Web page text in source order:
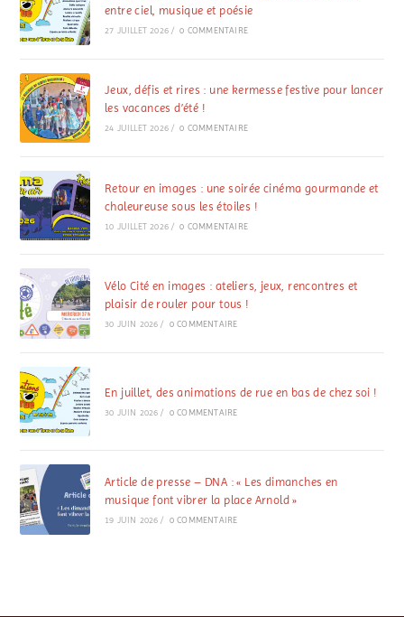
entre ciel, musique et poésie
27 JUILLET 2026 / 0 COMMENTAIRE
Jeux, défis et rires : une kermesse festive pour lancer
les vacances d’été !
24 JUILLET 2026 / 0 COMMENTAIRE
Retour en images : une soirée cinéma gourmande et
chaleureuse sous les étoiles !
10 JUILLET 2026 / 0 COMMENTAIRE
Vélo Cité en images : ateliers, jeux, rencontres et
plaisir de rouler pour tous !
30 JUIN 2026 / 0 COMMENTAIRE
En juillet, des animations de rue en bas de chez soi !
30 JUIN 2026 / 0 COMMENTAIRE
Article de presse – DNA : « Les dimanches en
musique font vibrer la place Arnold »
19 JUIN 2026 / 0 COMMENTAIRE